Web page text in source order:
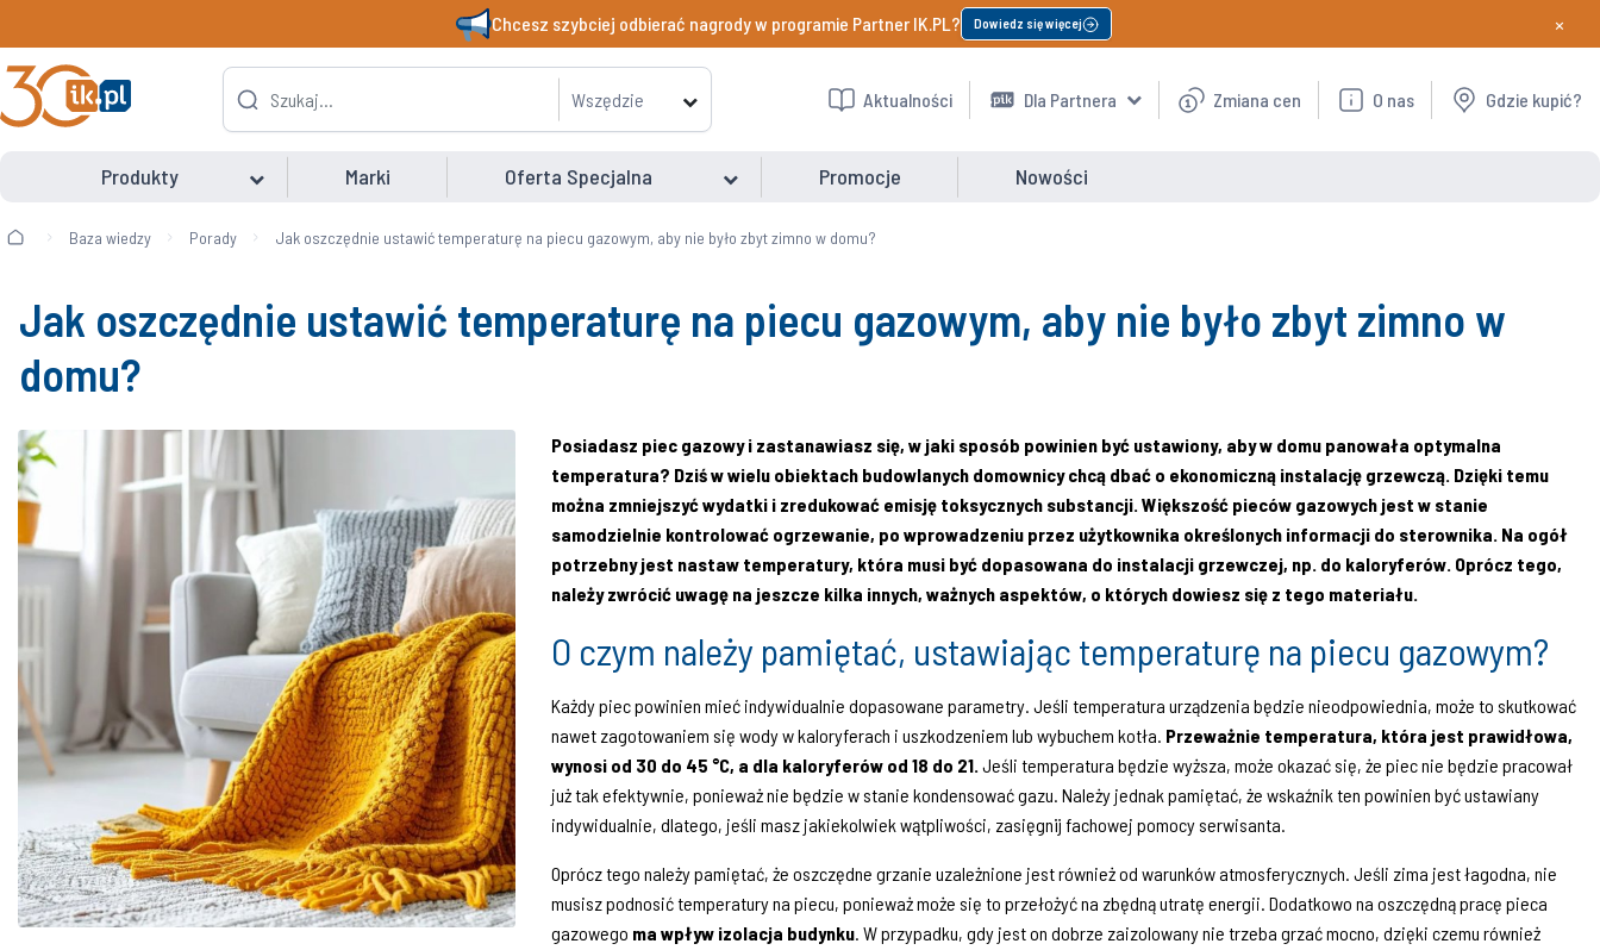
Chcesz szybciej odbierać nagrody w programie Partner IK.PL? Dowiedz się więcej ×
Wszędzie Aktualności Dla Partnera Zmiana cen O nas Gdzie kupić?
Produkty Marki Oferta Specjalna Promocje Nowości
Baza wiedzy Porady Jak oszczędnie ustawić temperaturę na piecu gazowym, aby nie było zbyt zimno w domu?
Jak oszczędnie ustawić temperaturę na piecu gazowym, aby nie było zbyt zimno w
domu?
Posiadasz piec gazowy i zastanawiasz się, w jaki sposób powinien być ustawiony, aby w domu panowała optymalna
temperatura? Dziś w wielu obiektach budowlanych domownicy chcą dbać o ekonomiczną instalację grzewczą. Dzięki temu
można zmniejszyć wydatki i zredukować emisję toksycznych substancji. Większość pieców gazowych jest w stanie
samodzielnie kontrolować ogrzewanie, po wprowadzeniu przez użytkownika określonych informacji do sterownika. Na ogół
potrzebny jest nastaw temperatury, która musi być dopasowana do instalacji grzewczej, np. do kaloryferów. Oprócz tego,
należy zwrócić uwagę na jeszcze kilka innych, ważnych aspektów, o których dowiesz się z tego materiału.
O czym należy pamiętać, ustawiając temperaturę na piecu gazowym?
Każdy piec powinien mieć indywidualnie dopasowane parametry. Jeśli temperatura urządzenia będzie nieodpowiednia, może to skutkować
nawet zagotowaniem się wody w kaloryferach i uszkodzeniem lub wybuchem kotła. Przeważnie temperatura, która jest prawidłowa,
wynosi od 30 do 45 °C, a dla kaloryferów od 18 do 21. Jeśli temperatura będzie wyższa, może okazać się, że piec nie będzie pracował
już tak efektywnie, ponieważ nie będzie w stanie kondensować gazu. Należy jednak pamiętać, że wskaźnik ten powinien być ustawiany
indywidualnie, dlatego, jeśli masz jakiekolwiek wątpliwości, zasięgnij fachowej pomocy serwisanta.
Oprócz tego należy pamiętać, że oszczędne grzanie uzależnione jest również od warunków atmosferycznych. Jeśli zima jest łagodna, nie
musisz podnosić temperatury na piecu, ponieważ może się to przełożyć na zbędną utratę energii. Dodatkowo na oszczędną pracę pieca
gazowego ma wpływ izolacja budynku. W przypadku, gdy jest on dobrze zaizolowany nie trzeba grzać mocno, dzięki czemu również